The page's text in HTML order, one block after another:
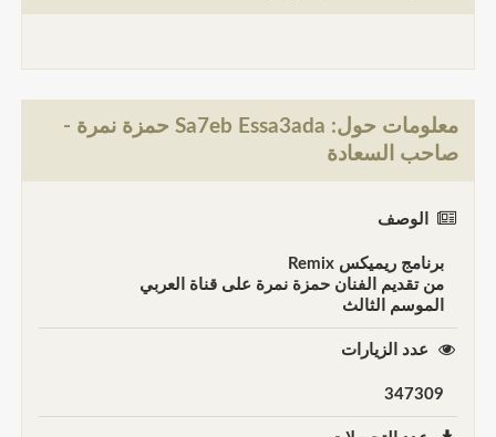
معلومات حول: Sa7eb Essa3ada حمزة نمرة -
صاحب السعادة
الوصف
برنامج ريميكس Remix
من تقديم الفنان حمزة نمرة على قناة العربي
الموسم الثالث
عدد الزيارات
347309